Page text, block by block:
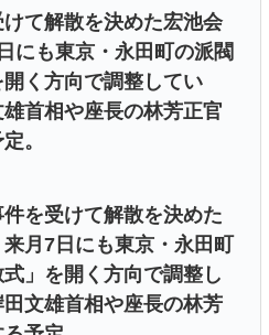
て解散を決めた宏池会
にも東京・永田町の派閥
く方向で調整してい
首相や座長の林芳正官
。
を受けて解散を決めた
月7日にも東京・永田町
」を開く方向で調整し
文雄首相や座長の林芳